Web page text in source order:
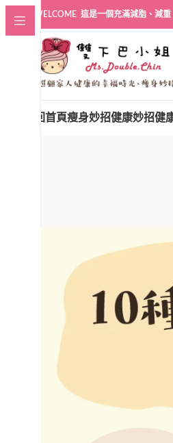
WELCOME 這是一個充滿減脂、減
回首頁瘦身妙招健康妙招健